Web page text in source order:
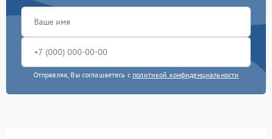
Отправляя, Вы соглашаетесь с политикой конфиденциальности